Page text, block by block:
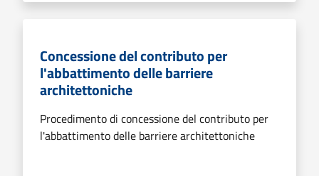
Concessione del contributo per
l'abbattimento delle barriere
architettoniche
Procedimento di concessione del contributo per
l'abbattimento delle barriere architettoniche